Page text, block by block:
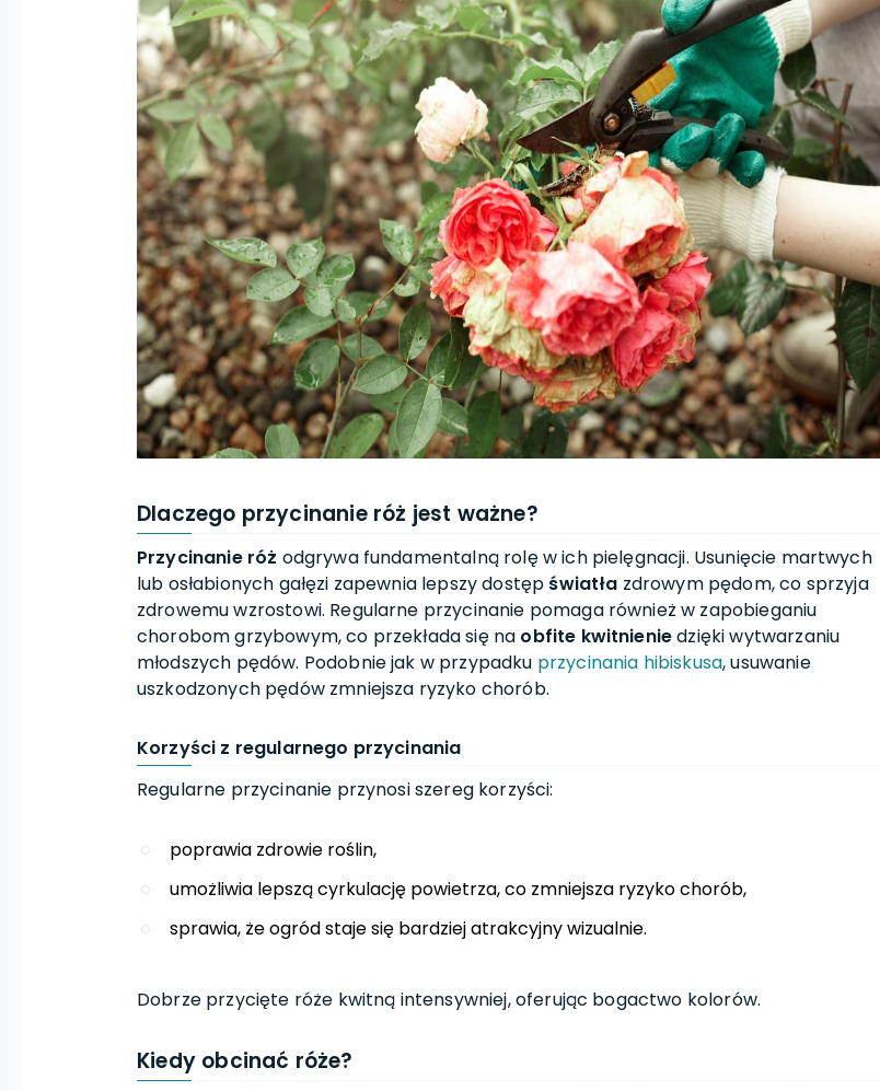
Dlaczego przycinanie róż jest ważne?
Przycinanie róż odgrywa fundamentalną rolę w ich pielęgnacji. Usunięcie martwych
lub osłabionych gałęzi zapewnia lepszy dostęp światła zdrowym pędom, co sprzyja
zdrowemu wzrostowi. Regularne przycinanie pomaga również w zapobieganiu
chorobom grzybowym, co przekłada się na obfite kwitnieniedzięki wytwarzaniu
młodszych pędów. Podobnie jak w przypadku przycinania hibiskusa, usuwanie
uszkodzonych pędów zmniejsza ryzyko chorób.
Korzyści z regularnego przycinania
Regularne przycinanie przynosi szereg korzyści:
poprawia zdrowie roślin,
umożliwia lepszą cyrkulację powietrza, co zmniejsza ryzyko chorób,
sprawia, że ogród staje się bardziej atrakcyjny wizualnie.
Dobrze przycięte róże kwitną intensywniej, oferując bogactwo kolorów.
Kiedy obcinać róże?